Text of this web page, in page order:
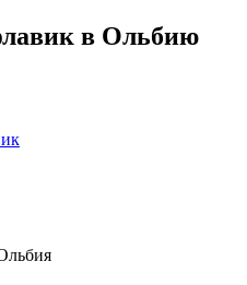
в Ольбию